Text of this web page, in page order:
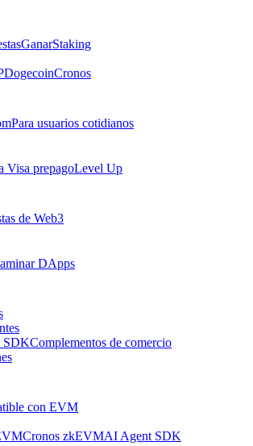
GanarStaking
DogecoinCronos
Para usuarios cotidianos
Visa prepagoLevel Up
de Web3
DApps
SDKComplementos de comercio
con EVM
Cronos zkEVMAI Agent SDK